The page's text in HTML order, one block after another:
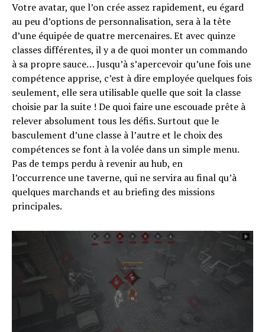
Votre avatar, que l’on crée assez rapidement, eu égard
au peu d’options de personnalisation, sera à la tête
d’une équipée de quatre mercenaires. Et avec quinze
classes différentes, il y a de quoi monter un commando
à sa propre sauce… Jusqu’à s’apercevoir qu’une fois une
compétence apprise, c’est à dire employée quelques fois
seulement, elle sera utilisable quelle que soit la classe
choisie par la suite ! De quoi faire une escouade prête à
relever absolument tous les défis. Surtout que le
basculement d’une classe à l’autre et le choix des
compétences se font à la volée dans un simple menu.
Pas de temps perdu à revenir au hub, en
l’occurrence une taverne, qui ne servira au final qu’à
quelques marchands et au briefing des missions
principales.